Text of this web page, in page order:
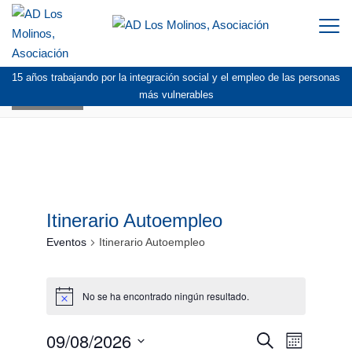
15 años trabajando por la integración social y el empleo de las personas
más vulnerables
Itinerario Autoempleo
Eventos Itinerario Autoempleo
Aviso No se ha encontrado ningún resultado.
Navegación
Buscar
Mes
09/08/2026